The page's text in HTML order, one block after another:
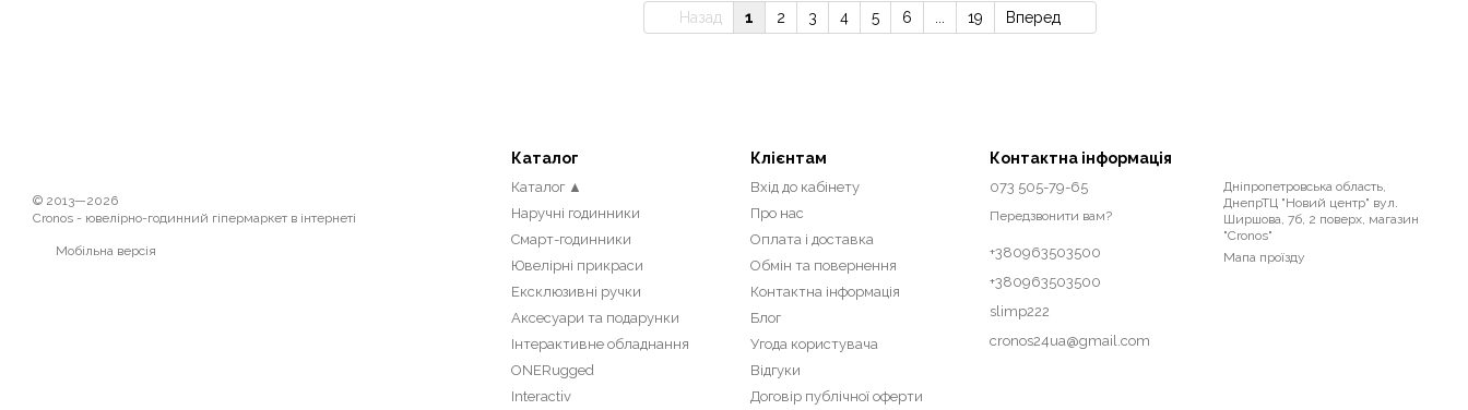
Назад 1 2 3 4 5 6 19 Вперед
© 2013—2026
Cronos - ювелірно-годинний гіпермаркет в інтернеті
Мобільна версія
Каталог
Каталог ▲
Наручні годинники
Смарт-годинники
Ювелірні прикраси
Ексклюзивні ручки
Аксесуари та подарунки
Інтерактивне обладнання
ONERugged
Interactiv
Клієнтам
Вхід до кабінету
Про нас
Оплата і доставка
Обмін та повернення
Контактна інформація
Блог
Угода користувача
Відгуки
Договір публічної оферти
Контактна інформація
073 505-79-65
Передзвонити вам?
+380963503500
+380963503500
slimp222
cronos24ua@gmail.com
Дніпропетровська область,
ДнепрТЦ "Новий центр" вул.
Ширшова, 7б, 2 поверх, магазин
"Cronos"
Мапа проїзду